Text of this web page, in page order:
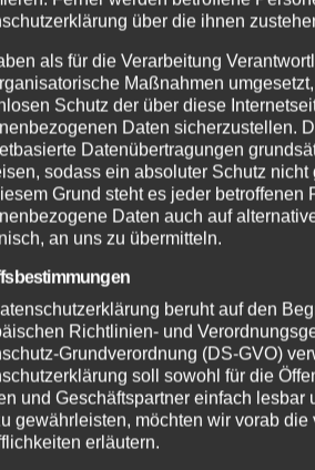
bei
Feuerwehr
Übergreifen
2026
über die ihnen
als für die Verarbeitung
Maßnahmen
Schutz der über diese
Daten sicherzustellen.
Datenübertragungen
sodass ein absoluter Schutz
Grund steht es jeder betroffenen
Daten auch auf
an uns zu übermitteln.
beruht auf den
Richtlinien- und
Grundverordnung (DS-GVO)
soll sowohl für die
und Geschäftspartner einfach lesbar
gewährleisten, möchten wir vorab die
erläutern.